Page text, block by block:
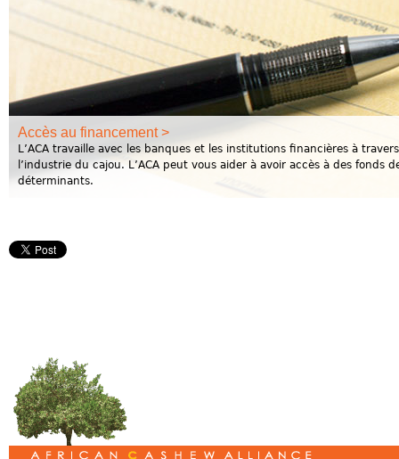
Accès au financement >
L’ACA travaille avec les banques et les institutions financières à
l’industrie du cajou. L’ACA peut vous aider à avoir accès à des fonds
déterminants.